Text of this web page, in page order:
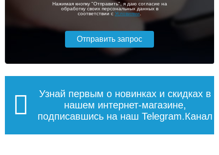
Нажимая кнопку "Отправить", я даю согласие на
обработку своих персональных данных в
соответствии с Условиями
Узнай первым о новинках и скидках в
нашем интернет-магазине,
подписавшись на наш Telegram.Канал